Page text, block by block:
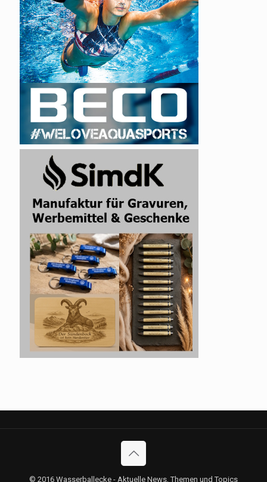
© 2016 Wasserballecke - Aktuelle News, Themen und Topics